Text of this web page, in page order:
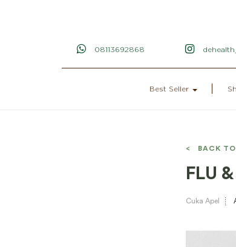
08113692868
Best Seller
< BACK TO
FLU
Cuka Apel